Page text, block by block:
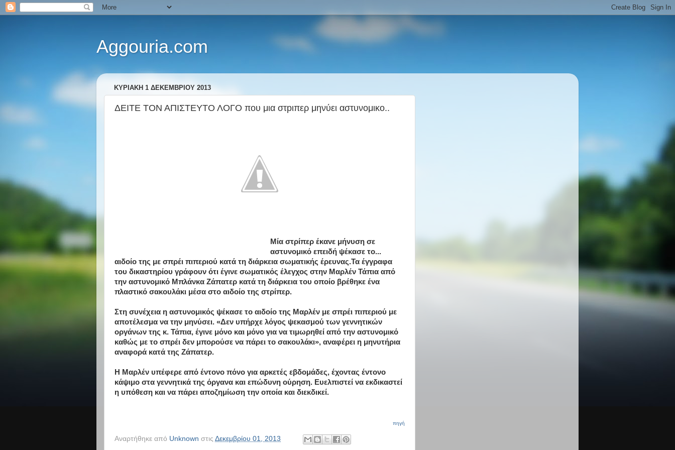
Aggouria.com
ΚΥΡΙΑΚΉ 1 ΔΕΚΕΜΒΡΊΟΥ 2013
ΔΕΙΤΕ ΤΟΝ ΑΠΙΣΤΕΥΤΟ ΛΟΓΟ που μια στpιπερ μηνύει αστυνομικο..
Μία στρίπερ έκανε μήνυση σε
αστυνομικό επειδή ψέκασε το...
αιδοίο της με σπρέι πιπεριού κατά τη διάρκεια σωματικής έρευνας.Τα έγγραφα
του δικαστηρίου γράφουν ότι έγινε σωματικός έλεγχος στην Μαρλέν Τάπια από
την αστυνομικό Μπλάνκα Ζάπατερ κατά τη διάρκεια του οποίο βρέθηκε ένα
πλαστικό σακουλάκι μέσα στο αιδοίο της στρίπερ.
Στη συνέχεια η αστυνομικός ψέκασε το αιδοίο της Μαρλέν με σπρέι πιπεριού με
αποτέλεσμα να την μηνύσει. «Δεν υπήρχε λόγος ψεκασμού των γεννητικών
οργάνων της κ. Τάπια, έγινε μόνο και μόνο για να τιμωρηθεί από την αστυνομικό
καθώς με το σπρέι δεν μπορούσε να πάρει το σακουλάκι», αναφέρει η μηνυτήρια
αναφορά κατά της Ζάπατερ.
Η Μαρλέν υπέφερε από έντονο πόνο για αρκετές εβδομάδες, έχοντας έντονο
κάψιμο στα γεννητικά της όργανα και επώδυνη ούρηση. Ευελπιστεί να εκδικαστεί
η υπόθεση και να πάρει αποζημίωση την οποία και διεκδικεί.
πηγή
Αναρτήθηκε από Unknown στις Δεκεμβρίου 01, 2013